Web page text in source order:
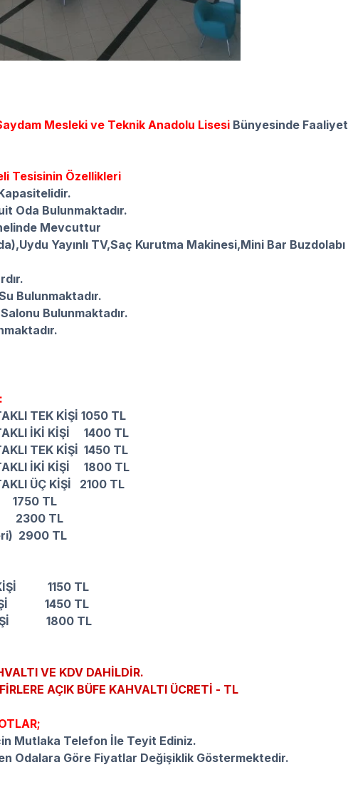
Mesleki ve Teknik Anadolu Lisesi Bünyesinde Faaliyet
Tesisinin Özellikleri
Oda Bulunmaktadır.
Mevcuttur
Uydu Yayınlı TV,Saç Kurutma Makinesi,Mini Bar Buzdolabı
Bulunmaktadır.
Bulunmaktadır.
TEK KİŞİ 1050 TL
İKİ KİŞİ 1400 TL
TEK KİŞİ 1450 TL
İKİ KİŞİ 1800 TL
ÜÇ KİŞİ 2100 TL
1750 TL
2300 TL
2900 TL
KİŞİ 1150 TL
KİŞİ 1450 TL
KİŞİ 1800 TL
VE KDV DAHİLDİR.
AÇIK BÜFE KAHVALTI ÜCRETİ - TL
Mutlaka Telefon İle Teyit Ediniz.
Odalara Göre Fiyatlar Değişiklik Göstermektedir.